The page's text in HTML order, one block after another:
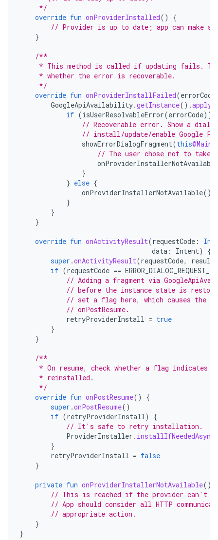
     */
override fun onProviderInstalled()
{
// Provider is up to date; app can make
}
/**
* This method is called if updating fails.
     * whether the error is recoverable.
     */
override fun onProviderInstallFailed(errorCode
GoogleApiAvailability.getInstance().apply
if (isUserResolvableError(errorCode))
// Recoverable error. Show a
// install/update/enable Google
showErrorDialogFragment(this
// The user chose not to take
onProviderInstallerNotAvailable
}
} else {
onProviderInstallerNotAvailable()
}
}
}
override fun onActivityResult(requestCode : Int
data : Intent)
{
super .onActivityResult(requestCode,
if (requestCode ==
// Adding a fragment via
// before the instance state is
// set a flag here, which causes the
// onPostResume.
retryProviderInstall = true
}
}
/**
* On resume, check whether a flag indicates
     * reinstalled.
     */
override fun onPostResume()
{
super .onPostResume()
if (retryProviderInstall)
{
// It's safe to retry installation.
ProviderInstaller . installIfNeededAsync
}
retryProviderInstall = false
}
private fun onProviderInstallerNotAvailable()
// This is reached if the provider can't be
// App should consider all HTTP
// appropriate action.
}
}